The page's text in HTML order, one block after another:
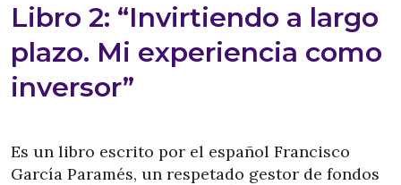
Libro 2: “Invirtiendo a largo
plazo. Mi experiencia como
inversor”
Es un libro escrito por el español Francisco
García Paramés, un respetado gestor de fondos